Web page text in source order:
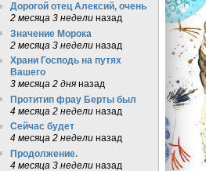
Дорогой отец Алексий, очень
2 месяца 3 неделиназад
Значение Морока
2 месяца 3 неделиназад
Храни Господь на путях
Вашего
3 месяца 2 дняназад
Протитип фрау Берты был
4 месяца 2 неделиназад
Сейчас будет
4 месяца 2 неделиназад
Продолжение.
4 месяца 3 неделиназад